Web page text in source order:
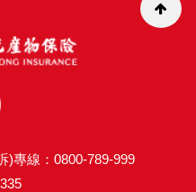
)專線：0800-789-999